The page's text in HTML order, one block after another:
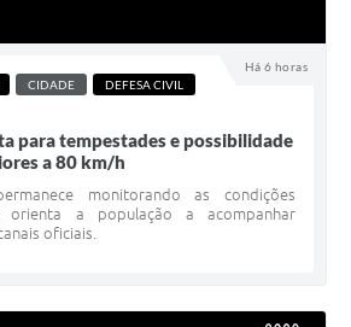
Instituições Escolares
Há 6 horas
CIDADE
DEFESA CIVIL
para tempestades e possibilidade
a 80 km/h
monitorando as condições
orienta a população a acompanhar
oficiais.